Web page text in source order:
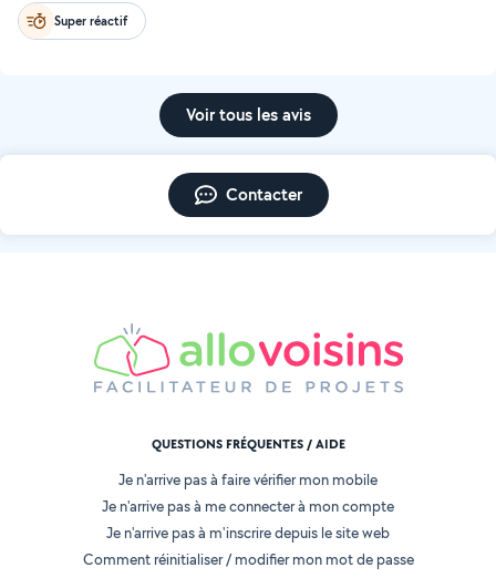
Super réactif
Voir tous les avis
Contacter
QUESTIONS FRÉQUENTES / AIDE
Je n'arrive pas à faire vérifier mon mobile
Je n'arrive pas à me connecter à mon compte
Je n'arrive pas à m'inscrire depuis le site web
Comment réinitialiser / modifier mon mot de passe